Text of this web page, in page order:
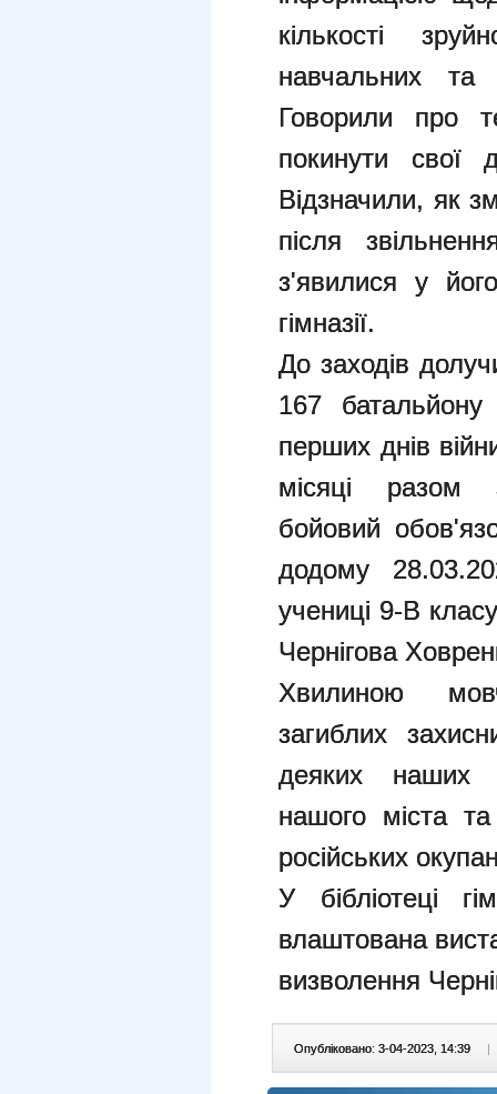
кількості
навчальних та
Говорили про
покинути свої
Відзначили, як
після
з'явилися у
гімназії.
До заходів
167
перших днів
місяці разом
бойовий
додому
учениці 9-В
Чернігова
Хвилиною
загиблих
деяких наших
нашого міста та
російських
У бібліотеці
влаштована
визволення
Опубліковано: 3-04-2023, 14:39 |